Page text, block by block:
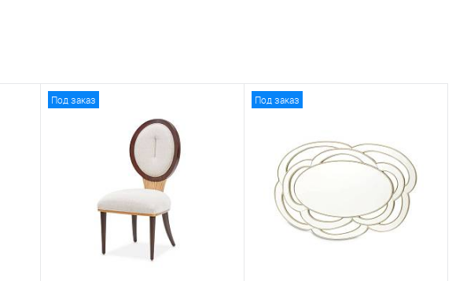
Под заказ Под заказ